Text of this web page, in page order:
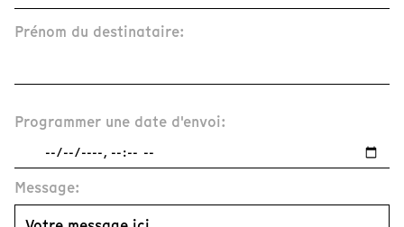
Prénom du destinataire:
Programmer une date d'envoi:
Message: